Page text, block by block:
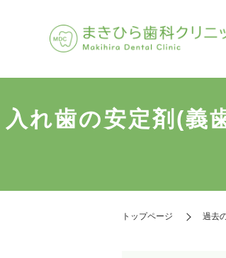
入れ歯の安定剤(義
トップページ 過去